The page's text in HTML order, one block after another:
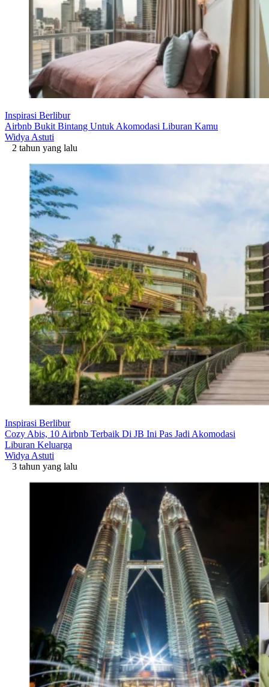
Inspirasi Berlibur
Airbnb Bukit Bintang Untuk Akomodasi Liburan Kamu
Widya Astuti
2 tahun yang lalu
Inspirasi Berlibur
Cozy Abis, 10 Airbnb Terbaik Di JB Ini Pas Jadi Akomodasi
Liburan Keluarga
Widya Astuti
3 tahun yang lalu